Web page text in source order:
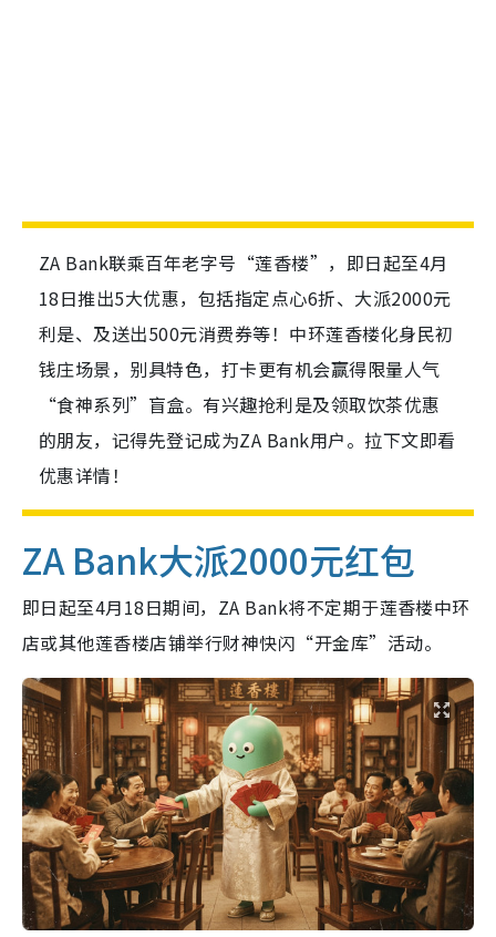
ZA Bank联乘百年老字号“莲香楼”，即日起至4月
18日推出5大优惠，包括指定点心6折、大派2000元
利是、及送出500元消费券等！中环莲香楼化身民初
钱庄场景，别具特色，打卡更有机会赢得限量人气
“食神系列”盲盒。有兴趣抢利是及领取饮茶优惠
的朋友，记得先登记成为ZA Bank用户。拉下文即看
优惠详情！
ZA Bank大派2000元红包
即日起至4月18日期间，ZA Bank将不定期于莲香楼中环
店或其他莲香楼店铺举行财神快闪“开金库”活动。